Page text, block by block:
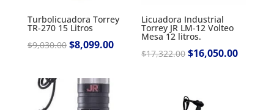
Turbolicuadora Torrey
TR-270 15 Litros
$9,030.00 Original
was:
$9,030.00.
$8,099.00Current
Licuadora Industrial
Torrey JR LM-12 Volteo
Mesa 12 litros.
$17,322.00 Original
$17,322.00.
$16,050.00Current